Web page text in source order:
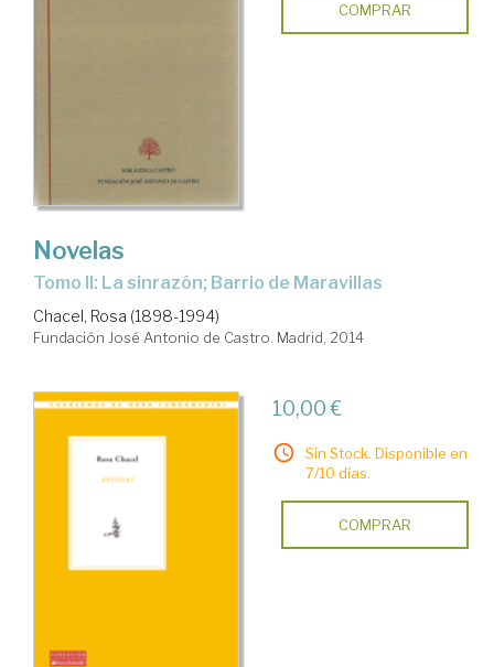
COMPRAR
Novelas
Tomo II: La sinrazón; Barrio de Maravillas
Chacel, Rosa (1898-1994)
Fundación José Antonio de Castro. Madrid, 2014
10,00 €
Sin Stock. Disponible en
7/10 días.
COMPRAR